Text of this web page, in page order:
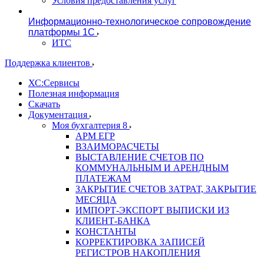
Информационно-технологическое сопровождение
платформы 1С
ИТС
Поддержка клиентов
ХС:Сервисы
Полезная информация
Скачать
Документация
Моя бухгалтерия 8
АРМ ЕГР
ВЗАИМОРАСЧЕТЫ
ВЫСТАВЛЕНИЕ СЧЕТОВ ПО
КОММУНАЛЬНЫМ И АРЕНДНЫМ
ПЛАТЕЖАМ
ЗАКРЫТИЕ СЧЕТОВ ЗАТРАТ, ЗАКРЫТИЕ
МЕСЯЦА
ИМПОРТ-ЭКСПОРТ ВЫПИСКИ ИЗ
КЛИЕНТ-БАНКА
КОНСТАНТЫ
КОРРЕКТИРОВКА ЗАПИСЕЙ
РЕГИСТРОВ НАКОПЛЕНИЯ